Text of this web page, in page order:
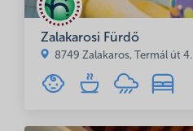
Zalakarosi Fürdő
8749 Zalakaros, Termál út 4.